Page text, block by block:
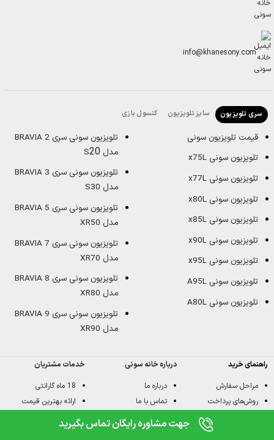
info@khanesony.com
سری تلویزیون سایز تلویزیون کنسول بازی
قیمت تلویزیون سونی
تلویزیون سونی x75L
تلویزیون سونی x77L
تلویزیون سونی x80L
تلویزیون سونی x85L
تلویزیون سونی x90L
تلویزیون سونی x95L
تلویزیون سونی A95L
تلویزیون سونی A80L
تلویزیون سونی سری BRAVIA 2
مدل S 20
تلویزیون سونی سری BRAVIA 3
مدل S30
تلویزیون سونی سری BRAVIA 5
مدل XR50
تلویزیون سونی سری BRAVIA 7
مدل XR70
تلویزیون سونی سری BRAVIA 8
مدل XR80
تلویزیون سونی سری BRAVIA 9
مدل XR90
راهنمای خرید
مراحل سفارش
روش‌های پرداخت
درباره خانه سونی
درباره ما
تماس با ما
قوانین و مقررات
حریم خصوصی
خدمات مشتریان
18 ماه گارانتی
ارائه بهترین قیمت
جهت مشاوره رایگان تماس بگیرید
مقایسه